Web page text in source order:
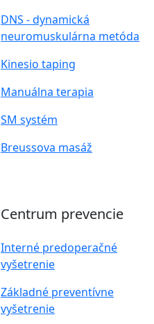
DNS - dynamická
neuromuskulárna metóda
Kinesio taping
Manuálna terapia
SM systém
Breussova masáž
Centrum prevencie
Interné predoperačné
vyšetrenie
Základné preventívne
vyšetrenie